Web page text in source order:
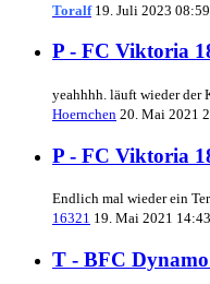
Toralf 19. Juli 2023 08:59
P - FC Viktoria
yeahhhh. läuft wieder der
Hoernchen 20. Mai 2021
P - FC Viktoria
Endlich mal wieder ein
16321 19. Mai 2021 14:43
T - BFC